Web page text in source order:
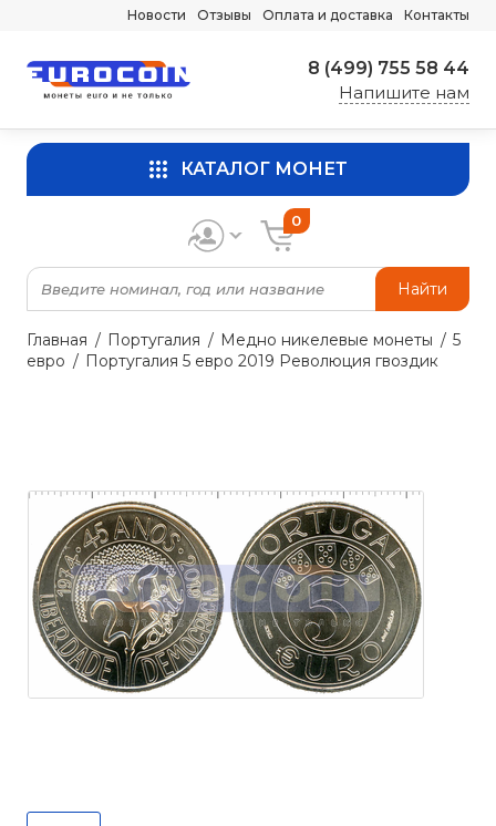
Новости Отзывы Оплата и доставка Контакты
8 (499) 755 58 44
Напишите нам
КАТАЛОГ МОНЕТ
Найти
0
Главная Португалия Медно никелевые монеты
5
евро
Португалия 5 евро 2019 Революция гвоздик